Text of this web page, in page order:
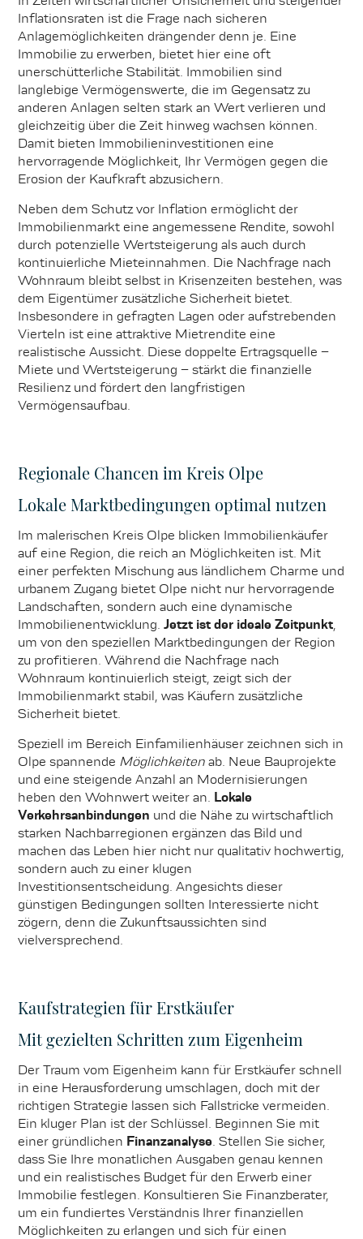
Inflationsraten ist die Frage nach sicheren
Anlagemöglichkeiten drängender denn je. Eine
Immobilie zu erwerben, bietet hier eine oft
unerschütterliche Stabilität. Immobilien sind
langlebige Vermögenswerte, die im Gegensatz zu
anderen Anlagen selten stark an Wert verlieren und
gleichzeitig über die Zeit hinweg wachsen können.
Damit bieten Immobilieninvestitionen eine
hervorragende Möglichkeit, Ihr Vermögen gegen die
Erosion der Kaufkraft abzusichern.
Neben dem Schutz vor Inflation ermöglicht der
Immobilienmarkt eine angemessene Rendite, sowohl
durch potenzielle Wertsteigerung als auch durch
kontinuierliche Mieteinnahmen. Die Nachfrage nach
Wohnraum bleibt selbst in Krisenzeiten bestehen, was
dem Eigentümer zusätzliche Sicherheit bietet.
Insbesondere in gefragten Lagen oder aufstrebenden
Vierteln ist eine attraktive Mietrendite eine
realistische Aussicht. Diese doppelte Ertragsquelle –
Miete und Wertsteigerung – stärkt die finanzielle
Resilienz und fördert den langfristigen
Vermögensaufbau.
Regionale Chancen im Kreis Olpe
Lokale Marktbedingungen optimal nutzen
Im malerischen Kreis Olpe blicken Immobilienkäufer
auf eine Region, die reich an Möglichkeiten ist. Mit
einer perfekten Mischung aus ländlichem Charme und
urbanem Zugang bietet Olpe nicht nur hervorragende
Landschaften, sondern auch eine dynamische
Immobilienentwicklung.Jetzt ist der ideale Zeitpunkt,
um von den speziellen Marktbedingungen der Region
zu profitieren. Während die Nachfrage nach
Wohnraum kontinuierlich steigt, zeigt sich der
Immobilienmarkt stabil, was Käufern zusätzliche
Sicherheit bietet.
Speziell im Bereich Einfamilienhäuser zeichnen sich in
Olpe spannende Möglichkeiten ab. Neue Bauprojekte
und eine steigende Anzahl an Modernisierungen
heben den Wohnwert weiter an. Lokale
Verkehrsanbindungen und die Nähe zu wirtschaftlich
starken Nachbarregionen ergänzen das Bild und
machen das Leben hier nicht nur qualitativ hochwertig,
sondern auch zu einer klugen
Investitionsentscheidung. Angesichts dieser
günstigen Bedingungen sollten Interessierte nicht
zögern, denn die Zukunftsaussichten sind
vielversprechend.
Kaufstrategien für Erstkäufer
Mit gezielten Schritten zum Eigenheim
Der Traum vom Eigenheim kann für Erstkäufer schnell
in eine Herausforderung umschlagen, doch mit der
richtigen Strategie lassen sich Fallstricke vermeiden.
Ein kluger Plan ist der Schlüssel. Beginnen Sie mit
einer gründlichen Finanzanalyse. Stellen Sie sicher,
dass Sie Ihre monatlichen Ausgaben genau kennen
und ein realistisches Budget für den Erwerb einer
Immobilie festlegen. Konsultieren Sie Finanzberater,
um ein fundiertes Verständnis Ihrer finanziellen
Möglichkeiten zu erlangen und sich für einen